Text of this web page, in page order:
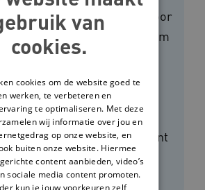
of geestelijke gevolgen voor
Daarom is het belangrijk om
te weten als iemand
is. Dat is alleen niet
bij mensen met een
beperking. Deze lijst met
je om na te gaan of een cliënt
is.
van
cookies.
cookies om de website goed te
werken, te verbeteren en
te optimaliseren. Met deze
wij informatie over jou en
op onze website, en
buiten onze website. Hiermee
content aanbieden, video’s
sociale media content promoten.
kun je jouw voorkeuren zelf